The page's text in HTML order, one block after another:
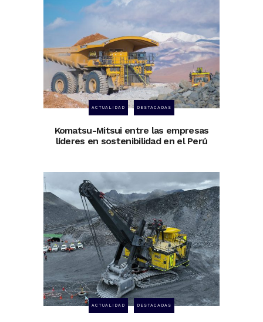
ACTUALIDAD DESTACADAS
Komatsu-Mitsui entre las empresas
líderes en sostenibilidad en el Perú
ACTUALIDAD DESTACADAS